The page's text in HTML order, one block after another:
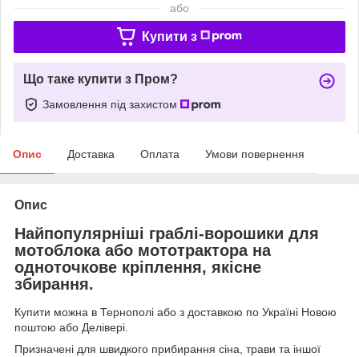
або
Купити з
Що таке купити з Пром?
Замовлення під захистом
Опис Доставка Оплата Умови повернення
Опис
Найпопулярніші граблі-ворошики для
мотоблока або мототрактора на
одноточкове кріплення, якісне
збирання.
Купити можна в Тернополі або з доставкою по Україні Новою
поштою або Делівері.
Призначені для швидкого прибирання сіна, трави та іншої